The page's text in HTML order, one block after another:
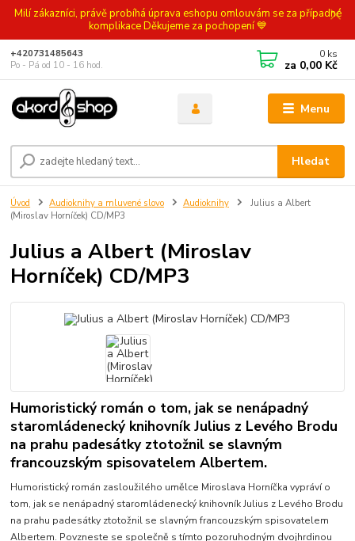
Milí zákazníci, právě probíhá úprava eshopu omlouvám se za případné
komplikace Děkujeme za pochopení 💙
Menu
Hledat
+420731485643
Po - Pá od 10 - 16 hod.
0 ks
za 0,00 Kč
Úvod Audioknihy a mluvené slovo Audioknihy
Julius a Albert
(Miroslav Horníček) CD/MP3
Julius a Albert (Miroslav
Horníček) CD/MP3
Humoristický román o tom, jak se nenápadný
staromládenecký knihovník Julius z Levého Brodu
na prahu padesátky ztotožnil se slavným
francouzským spisovatelem Albertem.
Humoristický román zasloužilého umělce Miroslava Horníčka vypráví o
tom, jak se nenápadný staromládenecký knihovník Julius z Levého Brodu
na prahu padesátky ztotožnil se slavným francouzským spisovatelem
Albertem. Povzneste se společně s tímto pozoruhodným dvojhrdinou